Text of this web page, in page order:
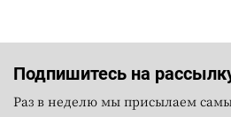
Подпишитесь на
Раз в неделю мы присылаем